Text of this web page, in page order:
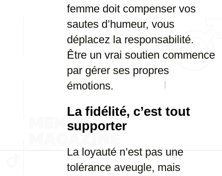
femme doit compenser vos
sautes d’humeur, vous
déplacez la responsabilité.
Être un vrai soutien commence
par gérer ses propres
émotions.
La fidélité, c’est tout
supporter
La loyauté n’est pas une
tolérance aveugle, mais